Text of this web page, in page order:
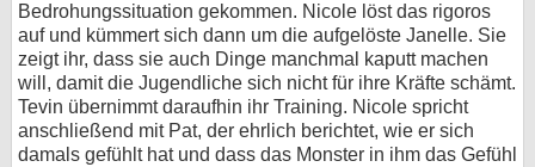
Bedrohungssituation gekommen. Nicole löst das rigoros
auf und kümmert sich dann um die aufgelöste Janelle. Sie
zeigt ihr, dass sie auch Dinge manchmal kaputt machen
will, damit die Jugendliche sich nicht für ihre Kräfte schämt.
Tevin übernimmt daraufhin ihr Training. Nicole spricht
anschließend mit Pat, der ehrlich berichtet, wie er sich
damals gefühlt hat und dass das Monster in ihm das Gefühl